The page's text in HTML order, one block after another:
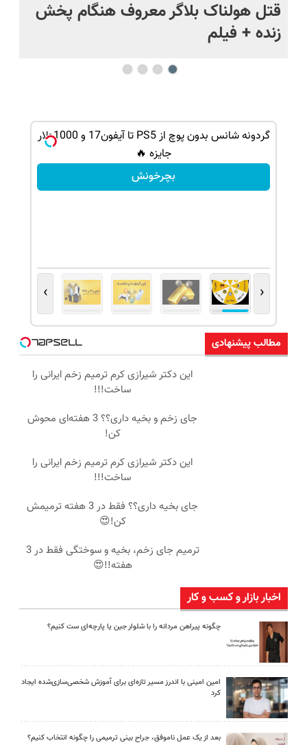
قتل هولناک بلاگر معروف هنگام پخش
زنده + فیلم
گردونه شانس بدون پوچ از PS5 تا آیفون17 و 1000دلار
جایزه 🔥
بچرخونش
‹
›
مطالب پیشنهادی
این دکتر شیرازی کرم ترمیم زخم ایرانی را
ساخت!!!
جای زخم و بخیه داری؟؟ 3 هفته‌ای محوش
کن!
این دکتر شیرازی کرم ترمیم زخم ایرانی را
ساخت!!!
جای بخیه داری؟؟ فقط در 3 هفته ترمیمش
کن!😍
ترمیم جای زخم، بخیه و سوختگی فقط در 3
هفته!!😍
اخبار بازار و کسب و کار
چگونه پیراهن مردانه را با شلوار جین یا پارچه‌ای ست کنیم؟
امین امینی با اندرز مسیر تازه‌ای برای آموزش شخصی‌سازی‌شده ایجاد
کرد
بعد از یک عمل ناموفق، جراح بینی ترمیمی را چگونه انتخاب کنیم؟